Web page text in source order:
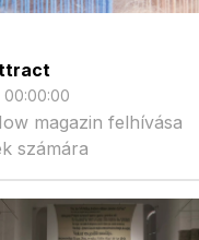
00:00:00
magazin felhívása
számára